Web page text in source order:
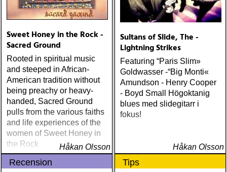
citizen k (paraply) ÅRETS
MANLIGA RÖST: clarence
(hyena) ÅRETS GILLIAN
WELCH: dave rawlings
machine : a friend of a
friend (acony) ÅRETS
MEST UNDANGÖMDA:
david mead : almost &
always (david mead)
ÅRETS FLEET
FOXES/LOW ANTHEM:
dawes : north hills (ato)
ÅRETS 'LILLA' PAUL
SIMON: harper simon :
harper simon (tulsi) ÅRETS
Sweet Honey in the Rock -
Sacred Ground
Rooted in spiritual music
and steeped in African-
American tradition without
being preachy or heavy-
handed, Sacred Ground
pulls from the various faiths
and life experiences of the
women of Sweet Honey in
the Rock
Håkan Olsson
Sultans of Slide, The -
Lightning Strikes
Featuring “Paris Slim»
Goldwasser -“Big Monti«
Amundson - Henry Cooper
- Boyd Small Högoktanig
blues med slidegitarr i
fokus!
Håkan Olsson
Recension Tips